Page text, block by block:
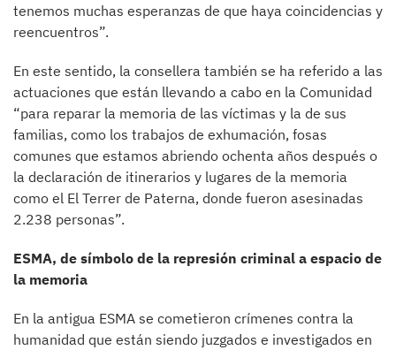
tenemos muchas esperanzas de que haya coincidencias y
reencuentros”.
En este sentido, la consellera también se ha referido a las
actuaciones que están llevando a cabo en la Comunidad
“para reparar la memoria de las víctimas y la de sus
familias, como los trabajos de exhumación, fosas
comunes que estamos abriendo ochenta años después o
la declaración de itinerarios y lugares de la memoria
como el El Terrer de Paterna, donde fueron asesinadas
2.238 personas”.
ESMA, de símbolo de la represión criminal a espacio de
la memoria
En la antigua ESMA se cometieron crímenes contra la
humanidad que están siendo juzgados e investigados en